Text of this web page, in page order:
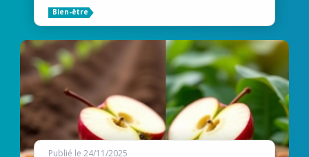
Bien-être
Publié le 24/11/2025